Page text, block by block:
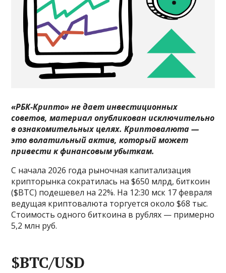
«РБК-Крипто» не дает инвестиционных
советов, материал опубликован исключительно
в ознакомительных целях. Криптовалюта —
это волатильный актив, который может
привести к финансовым убыткам.
С начала 2026 года рыночная капитализация
крипторынка сократилась на $650 млрд, биткоин
($BTC) подешевел на 22%. На 12:30 мск 17 февраля
ведущая криптовалюта торгуется около $68 тыс.
Стоимость одного биткоина в рублях — примерно
5,2 млн руб.
$BTC/USD